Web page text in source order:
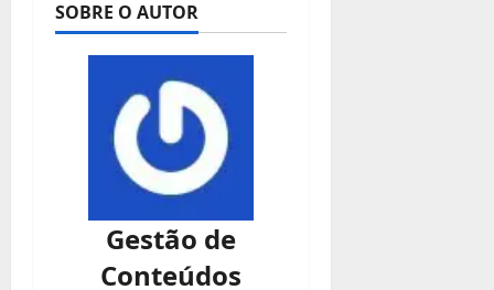
SOBRE O AUTOR
Gestão de
Conteúdos